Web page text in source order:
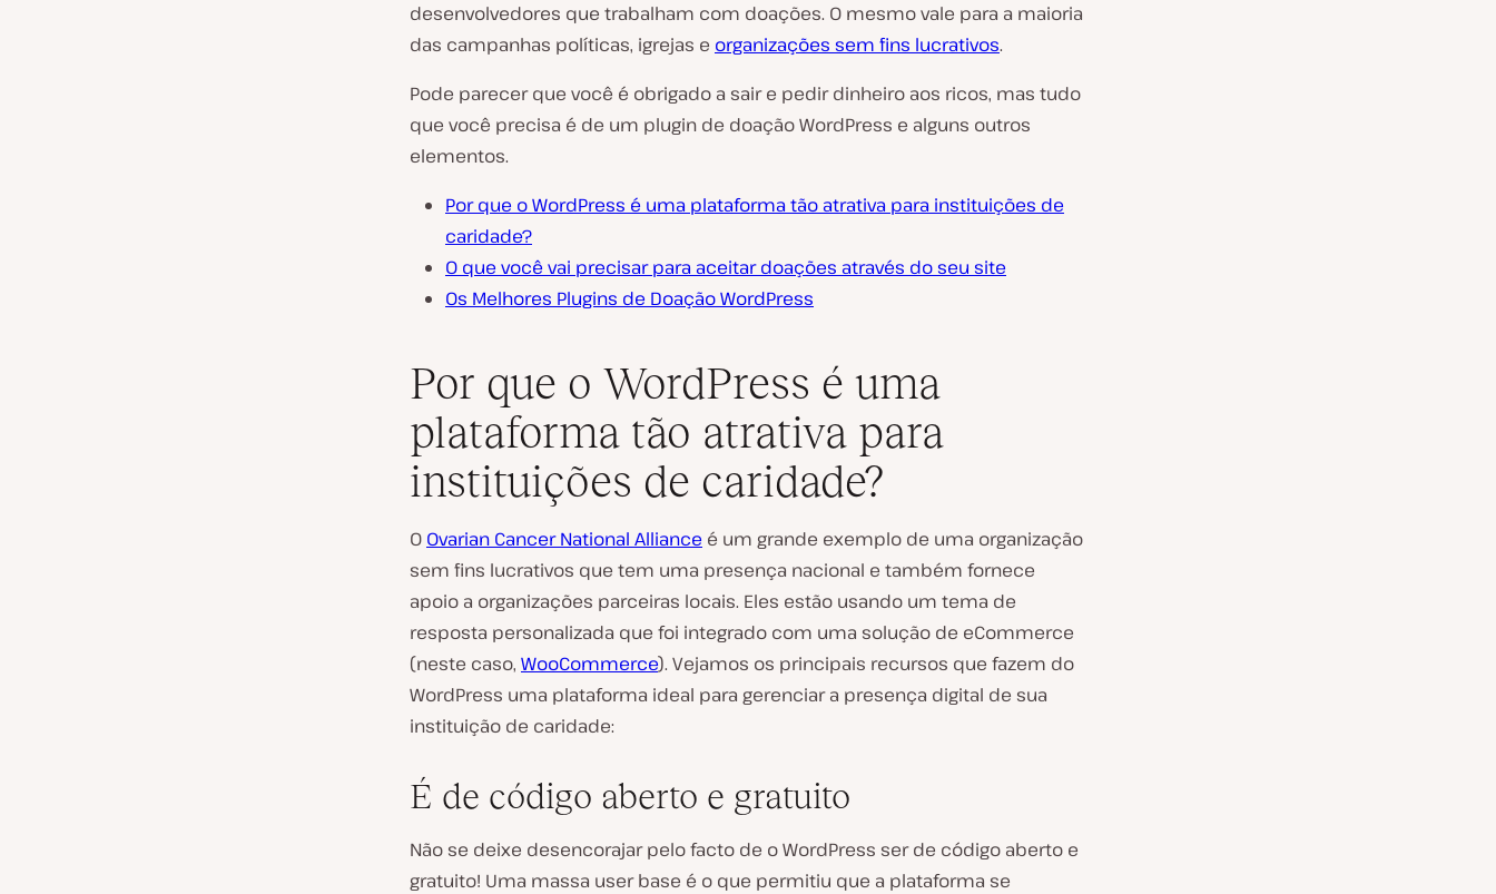
desenvolvedores que trabalham com doações. O mesmo vale para a maioria
das campanhas políticas, igrejas e organizações sem fins lucrativos.
Pode parecer que você é obrigado a sair e pedir dinheiro aos ricos, mas tudo
que você precisa é de um plugin de doação WordPress e alguns outros
elementos.
Por que o WordPress é uma plataforma tão atrativa para instituições de
caridade?
O que você vai precisar para aceitar doações através do seu site
Os Melhores Plugins de Doação WordPress
Por que o WordPress é uma
plataforma tão atrativa para
instituições de caridade?
O Ovarian Cancer National Alliance é um grande exemplo de uma organização
sem fins lucrativos que tem uma presença nacional e também fornece
apoio a organizações parceiras locais. Eles estão usando um tema de
resposta personalizada que foi integrado com uma solução de eCommerce
(neste caso, WooCommerce). Vejamos os principais recursos que fazem do
WordPress uma plataforma ideal para gerenciar a presença digital de sua
instituição de caridade:
É de código aberto e gratuito
Não se deixe desencorajar pelo facto de o WordPress ser de código aberto e
gratuito! Uma massa user base é o que permitiu que a plataforma se